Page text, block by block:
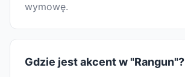
wymowę.
Gdzie jest akcent w "Rangun"?